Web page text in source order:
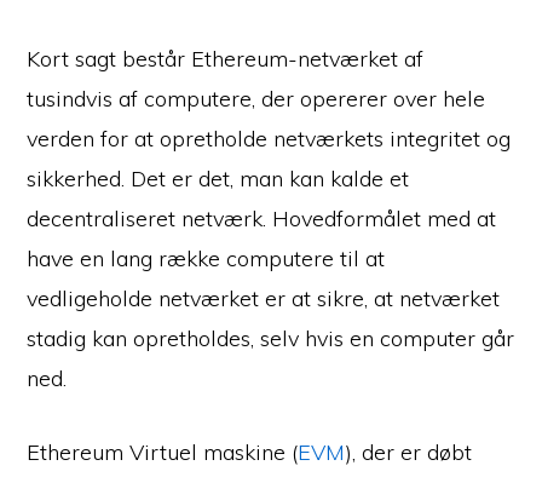
Kort sagt består Ethereum-netværket af
tusindvis af computere, der opererer over hele
verden for at opretholde netværkets integritet og
sikkerhed. Det er det, man kan kalde et
decentraliseret netværk. Hovedformålet med at
have en lang række computere til at
vedligeholde netværket er at sikre, at netværket
stadig kan opretholdes, selv hvis en computer går
ned.
Ethereum Virtuel maskine (EVM), der er døbt